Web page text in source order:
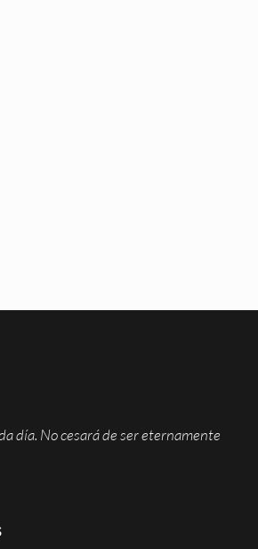
día. No cesará de ser eternamente